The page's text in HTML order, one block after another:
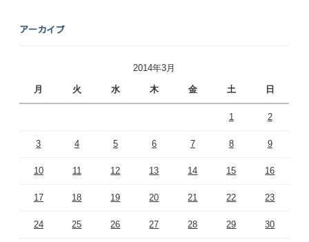
アーカイブ
2014年3月
月 火 水 木 金 土 日
1 2
3 4 5 6 7 8 9
10 11 12 13 14 15 16
17 18 19 20 21 22 23
24 25 26 27 28 29 30